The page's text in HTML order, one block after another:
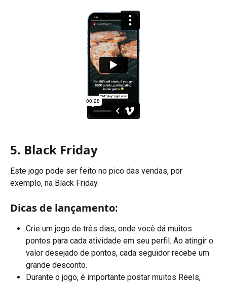
5. Black Friday
Este jogo pode ser feito no pico das vendas, por
exemplo, na Black Friday.
Dicas de lançamento:
Crie um jogo de três dias, onde você dá muitos
pontos para cada atividade em seu perfil. Ao atingir o
valor desejado de pontos, cada seguidor recebe um
grande desconto.
Durante o jogo, é importante postar muitos Reels,